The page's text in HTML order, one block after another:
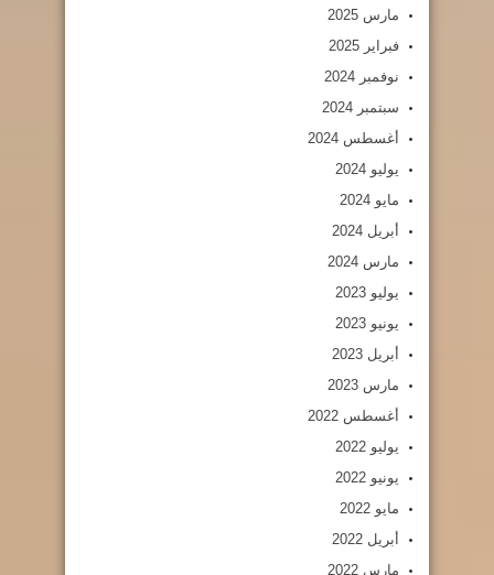
مارس 2025
فبراير 2025
نوفمبر 2024
سبتمبر 2024
أغسطس 2024
يوليو 2024
مايو 2024
أبريل 2024
مارس 2024
يوليو 2023
يونيو 2023
أبريل 2023
مارس 2023
أغسطس 2022
يوليو 2022
يونيو 2022
مايو 2022
أبريل 2022
مارس 2022